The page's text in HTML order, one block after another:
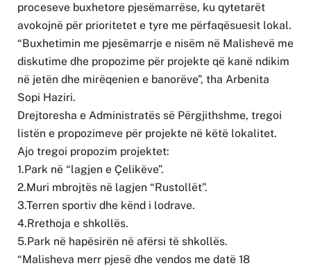
proceseve buxhetore pjesëmarrëse, ku qytetarët
avokojnë për prioritetet e tyre me përfaqësuesit lokal.
“Buxhetimin me pjesëmarrje e nisëm në Malishevë me
diskutime dhe propozime për projekte që kanë ndikim
në jetën dhe mirëqenien e banorëve”, tha Arbenita
Sopi Haziri.
Drejtoresha e Administratës së Përgjithshme, tregoi
listën e propozimeve për projekte në këtë lokalitet.
Ajo tregoi propozim projektet:
1.Park në “lagjen e Çelikëve”.
2.Muri mbrojtës në lagjen “Rustollët”.
3.Terren sportiv dhe kënd i lodrave.
4.Rrethoja e shkollës.
5.Park në hapësirën në afërsi të shkollës.
“Malisheva merr pjesë dhe vendos me datë 18